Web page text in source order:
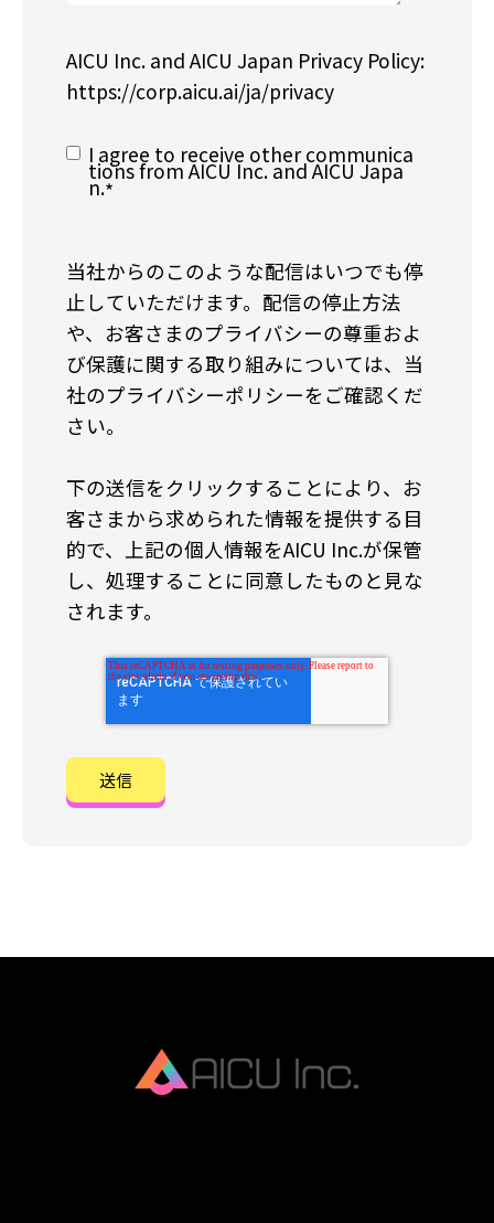
AICU Inc. and AICU Japan Privacy Policy:
https://corp.aicu.ai/ja/privacy
I agree to receive other communica
tions from AICU Inc. and AICU Japa
n.*
当社からのこのような配信はいつでも停
止していただけます。配信の停止方法
や、お客さまのプライバシーの尊重およ
び保護に関する取り組みについては、当
社のプライバシーポリシーをご確認くだ
さい。
下の送信をクリックすることにより、お
客さまから求められた情報を提供する目
的で、上記の個人情報をAICU Inc.が保管
し、処理することに同意したものと見な
されます。